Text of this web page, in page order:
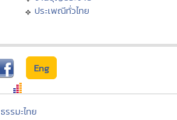
ประเพณีทั่วไทย
Eng
ธรรมะไทย